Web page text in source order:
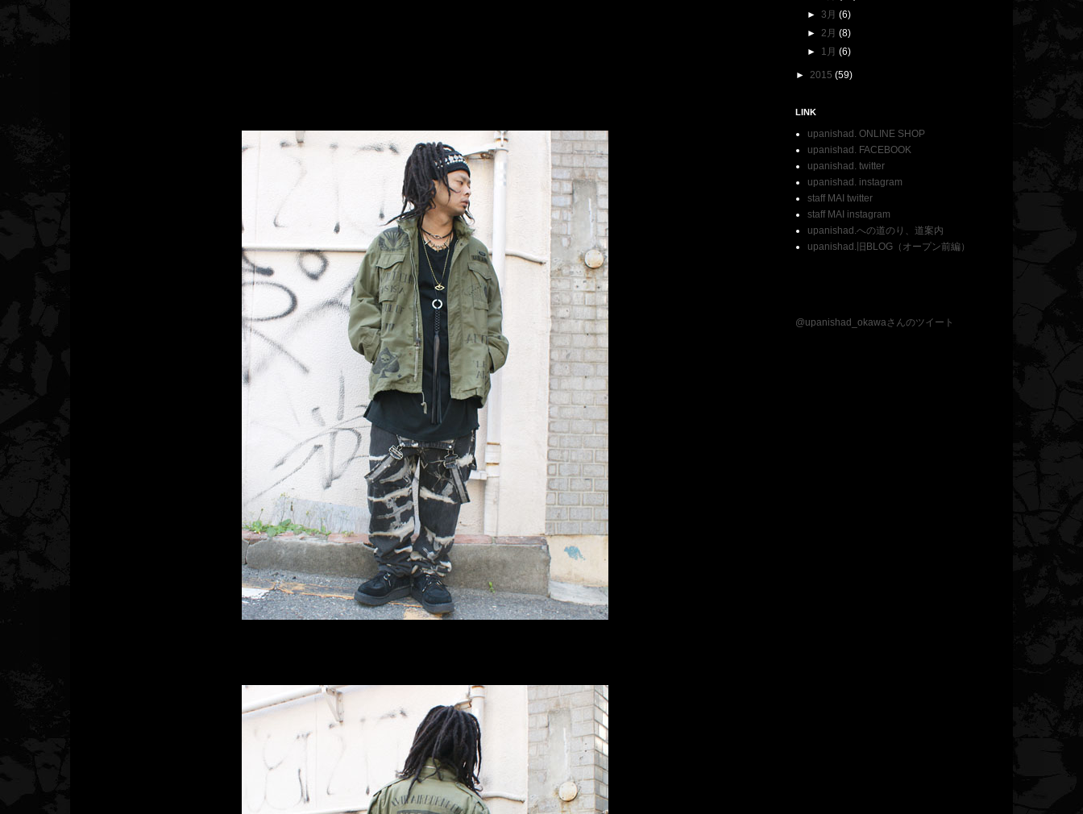
►3月(6)
►2月(8)
► 1月(6)
► 2015 (59)
LINK
upanishad. ONLINE SHOP
upanishad. FACEBOOK
upanishad. twitter
upanishad. instagram
staff MAI twitter
staff MAI instagram
upanishad.への道のり、道案内
upanishad.旧BLOG（オープン前編）
@upanishad_okawaさんのツイート